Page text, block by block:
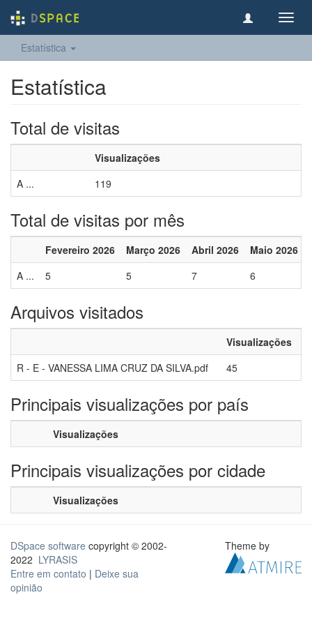
Estatística
Estatística
Total de visitas
Visualizações
A ...
119
Total de visitas por mês
Fevereiro 2026 Março 2026 Abril 2026 Maio 2026
A ...
5 5 7 6
Arquivos visitados
Visualizações
R - E - VANESSA LIMA CRUZ DA SILVA.pdf
45
Principais visualizações por país
Visualizações
Principais visualizações por cidade
Visualizações
DSpace software copyright © 2002-
2022 LYRASIS
Entre em contato | Deixe sua
opinião
Theme by